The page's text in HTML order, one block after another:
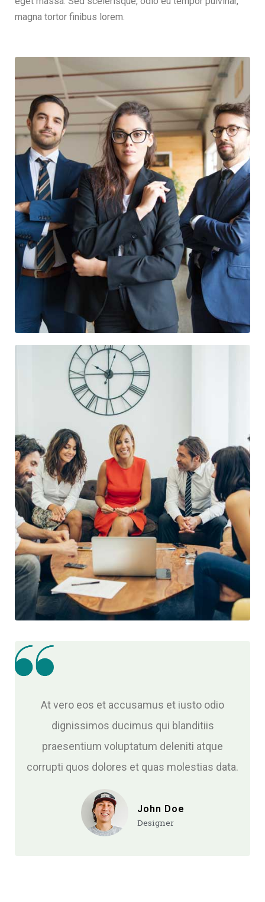
magna tortor finibus lorem.
At vero eos et accusamus et iusto odio
dignissimos ducimus qui blanditiis
praesentium voluptatum deleniti atque
corrupti quos dolores et quas molestias data.
John Doe
Designer